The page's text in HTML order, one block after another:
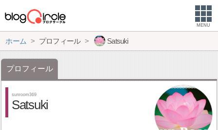
MENU
ホーム プロフィール Satsuki
プロフィール
sunroom369
Satsuki